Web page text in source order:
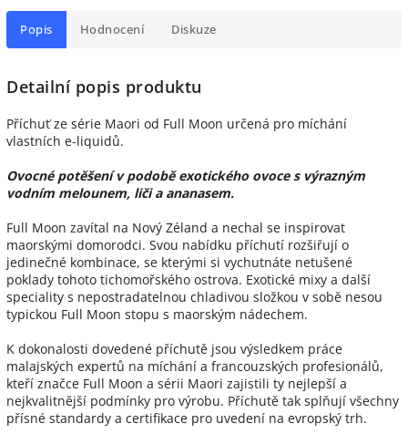
Popis Hodnocení Diskuze
Detailní popis produktu
Příchuť ze série Maori od Full Moon určená pro míchání
vlastních e-liquidů.
Ovocné potěšení v podobě exotického ovoce s výrazným
vodním melounem, liči a ananasem.
Full Moon zavítal na Nový Zéland a nechal se inspirovat
maorskými domorodci. Svou nabídku příchutí rozšiřují o
jedinečné kombinace, se kterými si vychutnáte netušené
poklady tohoto tichomořského ostrova. Exotické mixy a další
speciality s nepostradatelnou chladivou složkou v sobě nesou
typickou Full Moon stopu s maorským nádechem.
K dokonalosti dovedené příchutě jsou výsledkem práce
malajských expertů na míchání a francouzských profesionálů,
kteří značce Full Moon a sérii Maori zajistili ty nejlepší a
nejkvalitnější podmínky pro výrobu. Příchutě tak splňují všechny
přísné standardy a certifikace pro uvedení na evropský trh.